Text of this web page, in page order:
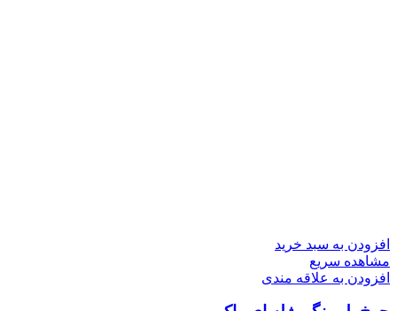
افزودن به سبد خرید
مشاهده سریع
افزودن به علاقه مندی